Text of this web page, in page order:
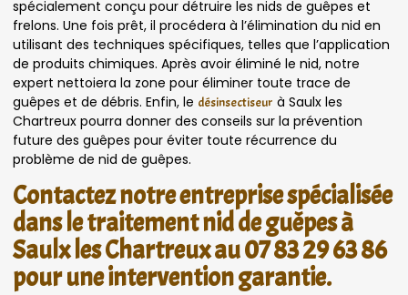
spécialement conçu pour détruire les nids de guêpes et
frelons. Une fois prêt, il procédera à l’élimination du nid en
utilisant des techniques spécifiques, telles que l’application
de produits chimiques. Après avoir éliminé le nid, notre
expert nettoiera la zone pour éliminer toute trace de
guêpes et de débris. Enfin, le désinsectiseur à Saulx les
Chartreux pourra donner des conseils sur la prévention
future des guêpes pour éviter toute récurrence du
problème de nid de guêpes.
Contactez notre entreprise spécialisée
dans le traitement nid de guêpes à
Saulx les Chartreux au 07 83 29 63 86
pour une intervention garantie.